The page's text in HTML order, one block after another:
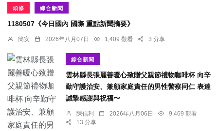
頭條 綜合新聞
1180507《今日國內 國際 重點新聞摘要》
簡安 2026年八月07日 1,409 觀看 3 分享
綜合新聞
雲林縣長張麗善暖心致贈父親節禮物咖啡杯 向辛
勤守護治安、兼顧家庭責任的男性警察同仁 表達
誠摯感謝與祝福〜
陳信利 2026年八月06日
9,469 觀看
13 分享